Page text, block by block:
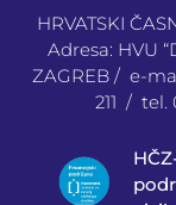
HRVATSKI
Adresa: HVU
ZAGREB / e-
211 / tel.